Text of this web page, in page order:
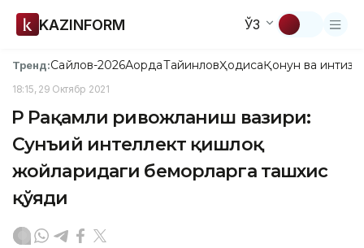
KAZINFORM ЎЗ
Тренд:Сайлов-2026АқордаТайинловҲодисаҚонун ва
18:15, 29 Октябр 2021
ҚР Рақамли ривожланиш вазири:
Сунъий интеллект қишлоқ
жойларидаги беморларга ташхис
қўяди